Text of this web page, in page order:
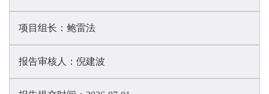
项目组长： 鲍雷法
报告审核人： 倪建波